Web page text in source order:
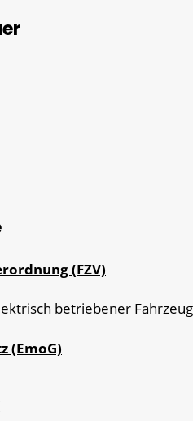
(FZV)
betriebener
(EmoG)